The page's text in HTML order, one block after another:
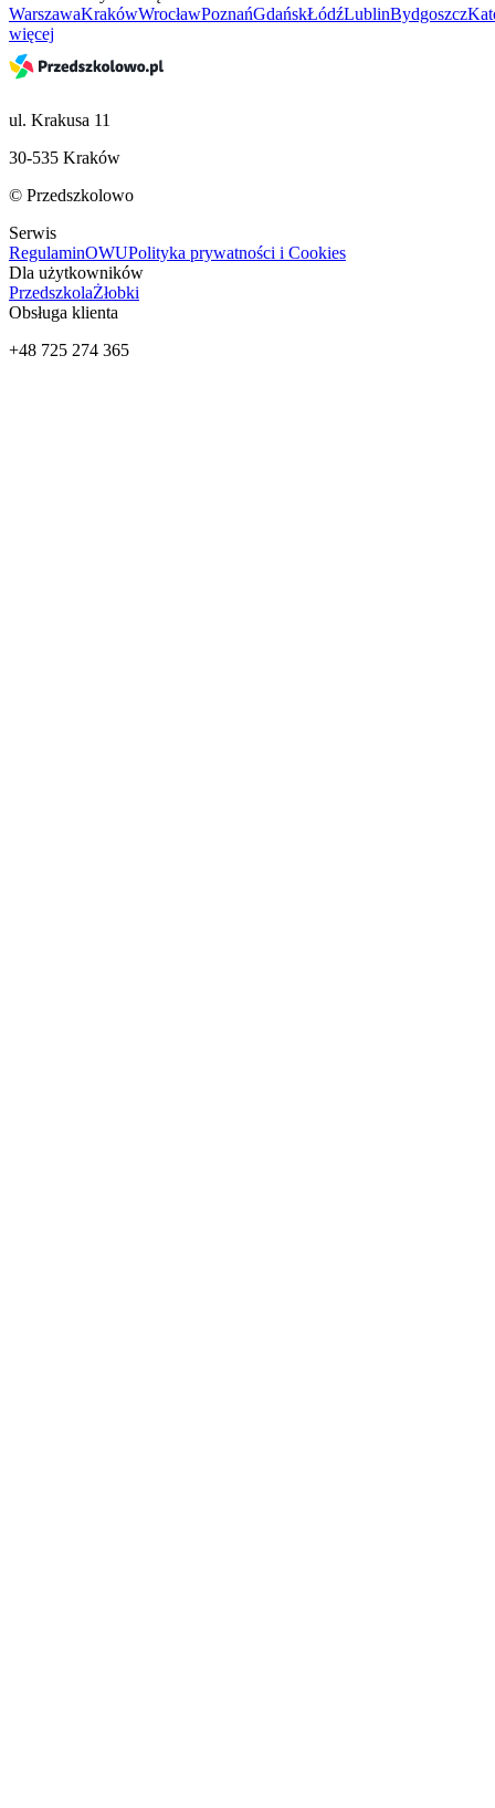
WarszawaKrakówWrocławPoznańGdańskŁódźLublinBydgoszcz
więcej
ul. Krakusa 11
30-535 Kraków
© Przedszkolowo
Serwis
RegulaminOWUPolityka prywatności i Cookies
Dla użytkowników
PrzedszkolaŻłobki
Obsługa klienta
+48 725 274 365